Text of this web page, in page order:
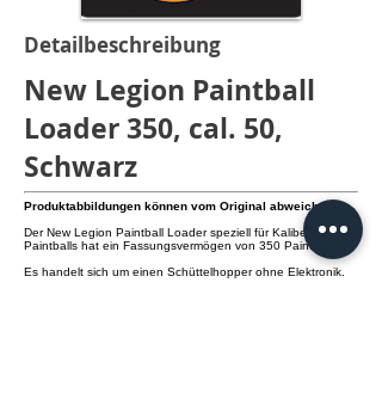
Detailbeschreibung
New Legion Paintball
Loader 350, cal. 50,
Schwarz
Produktabbildungen können vom Original abweichen.
Der New Legion Paintball Loader speziell für Kaliber 50
Paintballs hat ein Fassungsvermögen von 350 Paintballs.
Es handelt sich um einen Schüttelhopper ohne Elektronik.